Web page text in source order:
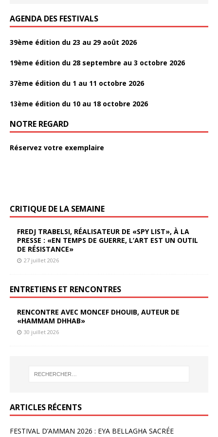
AGENDA DES FESTIVALS
39ème édition du 23 au 29 août 2026
19ème édition du 28 septembre au 3 octobre 2026
37ème édition du 1 au 11 octobre 2026
13ème édition du 10 au 18 octobre 2026
NOTRE REGARD
Réservez votre exemplaire
CRITIQUE DE LA SEMAINE
FREDJ TRABELSI, RÉALISATEUR DE «SPY LIST», À LA
PRESSE : «EN TEMPS DE GUERRE, L’ART EST UN OUTIL
DE RÉSISTANCE»
27 juillet 2026
ENTRETIENS ET RENCONTRES
RENCONTRE AVEC MONCEF DHOUIB, AUTEUR DE
«HAMMAM DHHAB»
30 juillet 2026
ARTICLES RÉCENTS
FESTIVAL D’AMMAN 2026 : EYA BELLAGHA SACRÉE